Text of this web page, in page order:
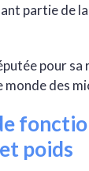
partie de
pour sa
monde des
poids